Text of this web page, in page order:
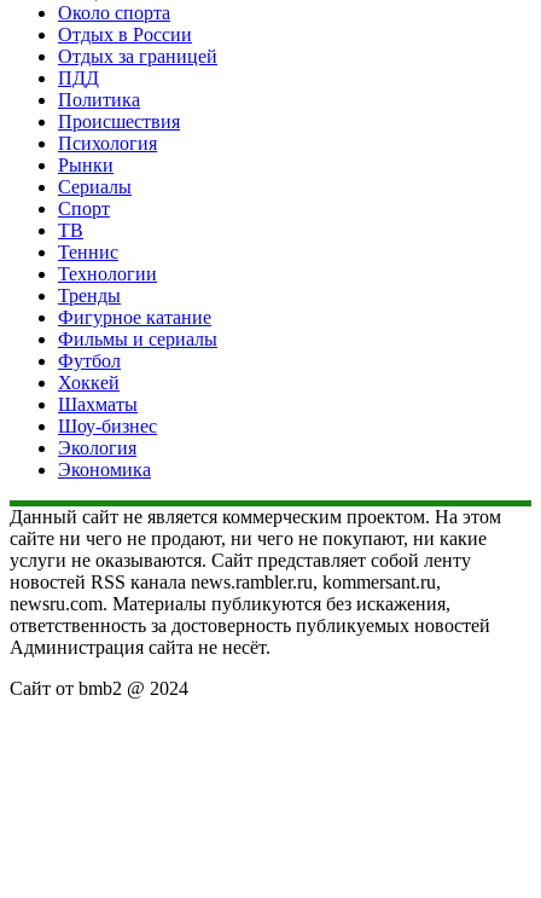
Около спорта
Отдых в России
Отдых за границей
ПДД
Политика
Происшествия
Психология
Рынки
Сериалы
Спорт
ТВ
Теннис
Технологии
Тренды
Фигурное катание
Фильмы и сериалы
Футбол
Хоккей
Шахматы
Шоу-бизнес
Экология
Экономика
Данный сайт не является коммерческим проектом. На этом
сайте ни чего не продают, ни чего не покупают, ни какие
услуги не оказываются. Сайт представляет собой ленту
новостей RSS канала news.rambler.ru, kommersant.ru,
newsru.com. Материалы публикуются без искажения,
ответственность за достоверность публикуемых новостей
Администрация сайта не несёт.
Сайт от bmb2 @ 2024